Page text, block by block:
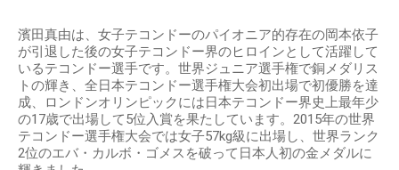
濱田真由は、女子テコンドーのパイオニア的存在の岡本依子
が引退した後の女子テコンドー界のヒロインとして活躍して
いるテコンドー選手です。世界ジュニア選手権で銅メダリス
トの輝き、全日本テコンドー選手権大会初出場で初優勝を達
成、ロンドンオリンピックには日本テコンドー界史上最年少
の17歳で出場して5位入賞を果たしています。2015年の世界
テコンドー選手権大会では女子57kg級に出場し、世界ランク
2位のエバ・カルボ・ゴメスを破って日本人初の金メダルに